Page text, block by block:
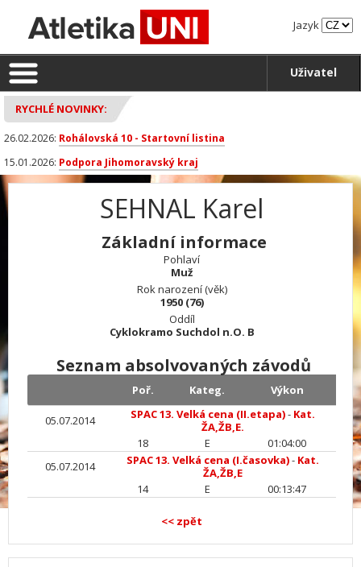
Jazyk
Uživatel
RYCHLÉ NOVINKY:
26.02.2026: Rohálovská 10 - Startovní listina
15.01.2026: Podpora Jihomoravský kraj
SEHNAL Karel
Základní informace
Pohlaví
Muž
Rok narození (věk)
1950 (76)
Oddíl
Cyklokramo Suchdol n.O. B
Seznam absolvovaných závodů
Poř. Kateg. Výkon
05.07.2014 SPAC 13. Velká cena (II.etapa)- Kat.
ŽA,ŽB,E.
18
E
01:04:00
05.07.2014
SPAC 13. Velká cena (I.časovka)- Kat.
ŽA,ŽB,E
14
E 00:13:47
<< zpět